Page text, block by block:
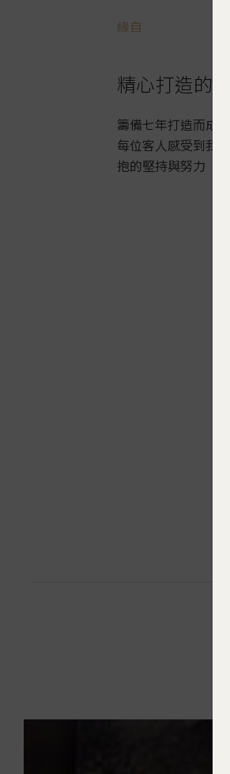
緣自
精心打造的
籌備七年打造而成
每位客人感受到我
抱的堅持與努力